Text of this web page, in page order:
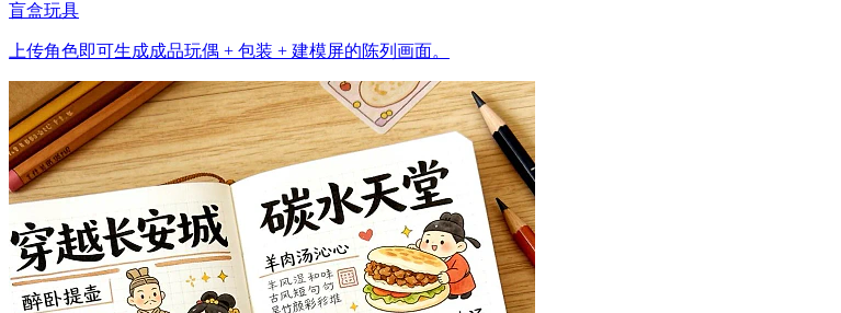
盲盒玩具
上传角色即可生成成品玩偶 + 包装 + 建模屏的陈列画面。